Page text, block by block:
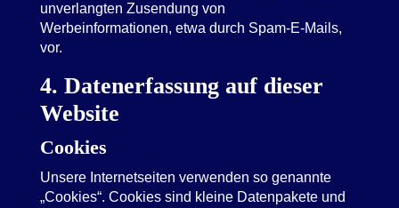
unverlangten Zusendung von
Werbeinformationen, etwa durch Spam-E-Mails,
vor.
4. Datenerfassung auf dieser
Website
Cookies
Unsere Internetseiten verwenden so genannte
„Cookies“. Cookies sind kleine Datenpakete und